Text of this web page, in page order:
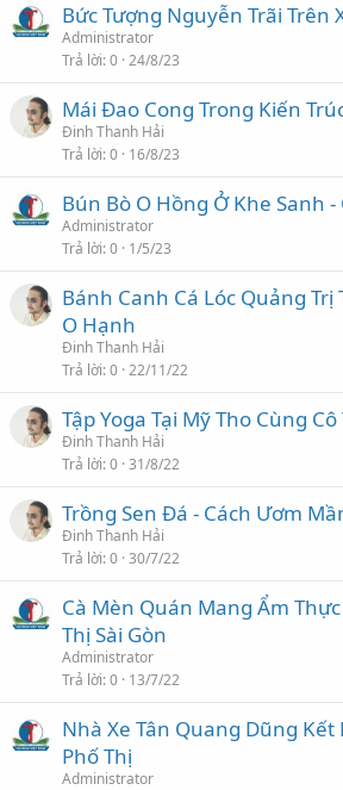
Bức Tượng Nguyễn Trãi Trên
Administrator
Trả lời 0 24/8/23
Mái Đao Cong Trong Kiến
Đinh Thanh Hải
Trả lời 0 16/8/23
Bún Bò O Hồng Ở Khe Sanh -
Administrator
Trả lời 0 1/5/23
Bánh Canh Cá Lóc Quảng Trị
O Hạnh
Đinh Thanh Hải
Trả lời 0 22/11/22
Tập Yoga Tại Mỹ Tho Cùng
Đinh Thanh Hải
Trả lời 0 31/8/22
Trồng Sen Đá - Cách Ươm
Đinh Thanh Hải
Trả lời 0 30/7/22
Cà Mèn Quán Mang Ẩm
Thị Sài Gòn
Administrator
Trả lời 0 13/7/22
Nhà Xe Tân Quang Dũng
Phố Thị
Administrator